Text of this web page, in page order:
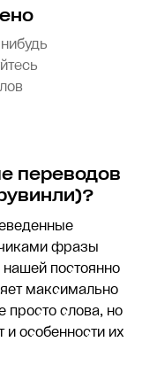
переводов
фразы
постоянно
максимально
просто слова, но
особенности их